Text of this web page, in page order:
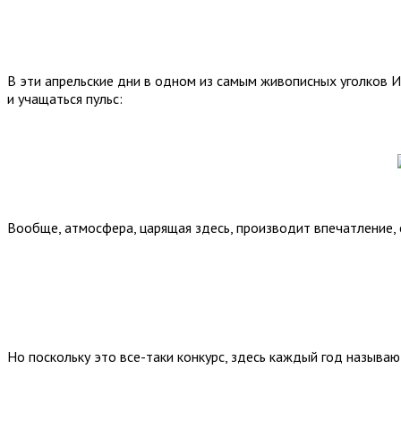
В эти апрельские дни в одном из самым живописных уголков
и учащаться пульс:
Вообще, атмосфера, царящая здесь, производит
Но поскольку это все-таки конкурс, здесь каждый год